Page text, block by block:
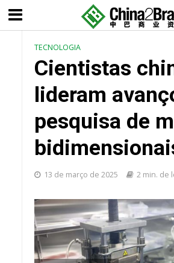
TECNOLOGIA
Cientistas
lideram
pesquisa de
13 de março de 2025 2 min. de